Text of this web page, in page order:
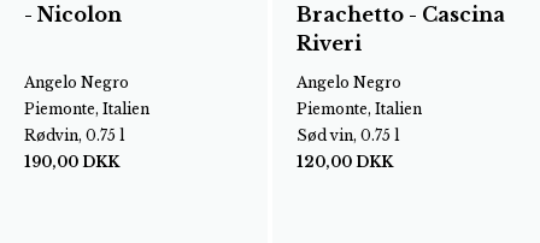
- Nicolon
Angelo Negro
Piemonte, Italien
Rødvin, 0.75 l
190,00 DKK
Brachetto - Cascina
Riveri
Angelo Negro
Piemonte, Italien
Sød vin, 0.75 l
120,00 DKK